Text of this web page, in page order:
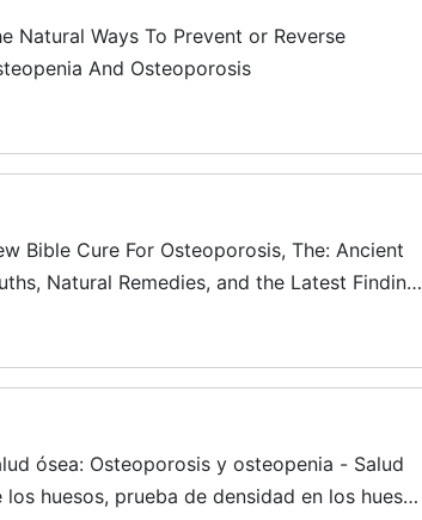
Natural Ways To Prevent or Reverse
And Osteoporosis
Bible Cure For Osteoporosis, The: Ancient
Natural Remedies, and the Latest Findings
ósea: Osteoporosis y osteopenia - Salud
los huesos, prueba de densidad en los huesos